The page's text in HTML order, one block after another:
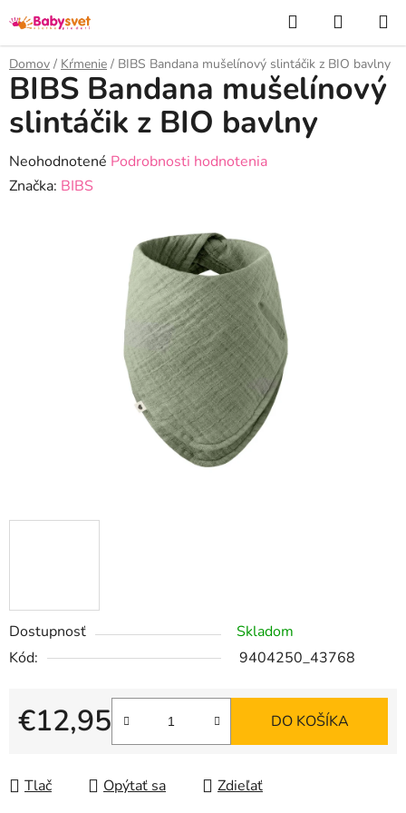
na
obsah
Hľadať
KOŠÍK
Domov / Kŕmenie / BIBS Bandana mušelínový slintáčik z BIO bavlny
Dostupnosť
Skladom
Kód:
9404250_43768
€12,95
Jednotková cena:
DO KOŠÍKA
Tlač Opýtať sa Zdieľať
BIBS Bandana mušelínový
slintáčik z BIO bavlny
Priemerné
hodnotenie
Neohodnotené Podrobnosti hodnotenia
Značka: BIBS